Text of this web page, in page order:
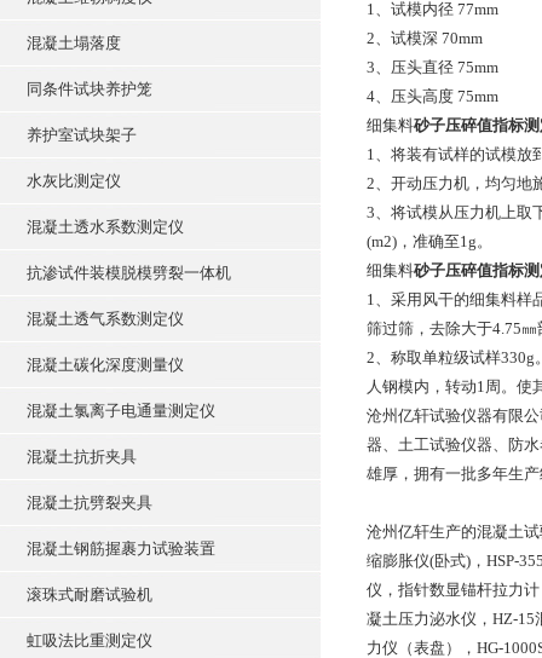
混凝土塌落度
同条件试块养护笼
养护室试块架子
水灰比测定仪
混凝土透水系数测定仪
抗渗试件装模脱模劈裂一体机
混凝土透气系数测定仪
混凝土碳化深度测量仪
混凝土氯离子电通量测定仪
混凝土抗折夹具
混凝土抗劈裂夹具
混凝土钢筋握裹力试验装置
滚珠式耐磨试验机
虹吸法比重测定仪
1、试模内径 77mm
2、试模深 70mm
3、压头直径 75mm
4、压头高度 75mm
细集料砂子压碎值指标
1、将装有试样的试模放
2、开动压力机，均匀地
3、将试模从压力机上取
(m2)，准确至1g。
细集料砂子压碎值指标
1、采用风干的细集料样
筛过筛，去除大于4.75
2、称取单粒级试样
人钢模内，转动1周。使
沧州亿轩试验仪器有限
器、土工试验仪器、防
雄厚，拥有一批多年生
沧州亿轩生产的混凝土
缩膨胀仪(卧式)，HSP-
仪，指针数显锚杆拉力
凝土压力泌水仪，HZ-15
力仪（表盘），HG-